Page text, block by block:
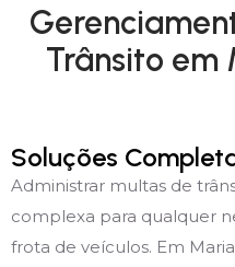
Trânsito em
Soluções
Administrar multas de
complexa para qualquer
frota de veículos. Em